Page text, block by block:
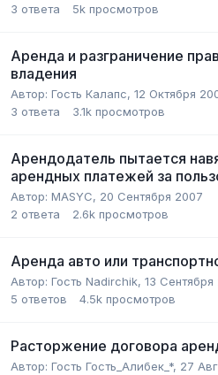
3 ответа 5k просмотров
Аренда и разграничение
владения
Автор: Гость Калапс, 12 Октября
3 ответа 3.1k просмотров
Арендодатель пытается
арендных платежей за
Автор: MASYC, 20 Сентября 2007
2 ответа 2.6k просмотров
Аренда авто или
Автор: Гость Nadirchik, 13 Сентября
5 ответов 4.5k просмотров
Расторжение договора
Автор: Гость Гость_Алибек_*, 27